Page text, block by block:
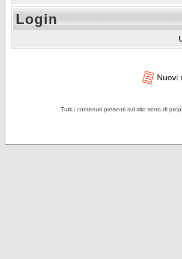
Login
Nuovi
Tutti i contenuti presenti sul sito sono di